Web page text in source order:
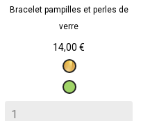
Bracelet pampilles et perles de
verre
Prix
14,00 €
Doré
Vert